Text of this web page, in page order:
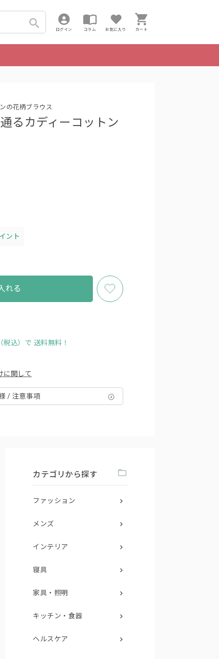
ログイン コラム お気に入り カート
るカディーコットン
の花柄ブラウス
ント
れる
税込）で 送料無料！
に関して
/ 注意事項
カテゴリから探す
ファッション
メンズ
インテリア
寝具
家具・照明
キッチン・食器
ヘルスケア